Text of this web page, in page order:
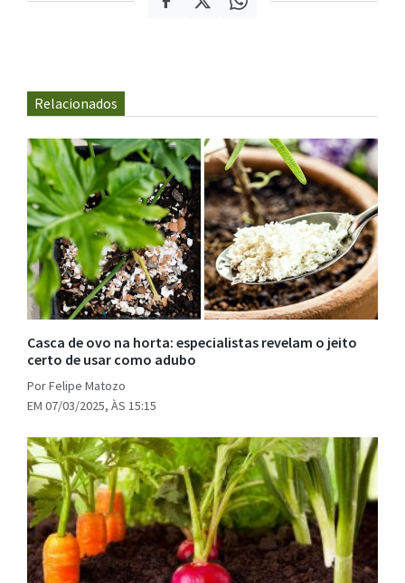
Relacionados
Casca de ovo na horta: especialistas revelam o jeito
certo de usar como adubo
Por Felipe Matozo
EM 07/03/2025, ÀS 15:15